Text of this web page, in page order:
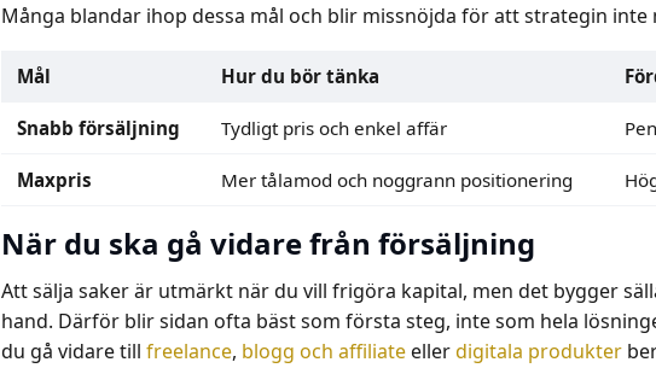
Många blandar ihop dessa mål och blir missnöjda för att strategin inte
Mål Hur du bör tänka
Snabb försäljning Tydligt pris och enkel affär
Maxpris Mer tålamod och noggrann positionering
När du ska gå vidare från försäljning
Att sälja saker är utmärkt när du vill frigöra kapital, men det bygger
hand. Därför blir sidan ofta bäst som första steg, inte som hela
du gå vidare till freelance, blogg och affiliateellerdigitala produkter